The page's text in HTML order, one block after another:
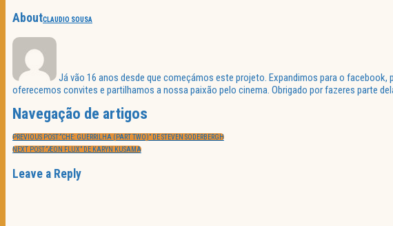
AboutCLAUDIO SOUSA
Já vão 16 anos desde que começámos este projeto. Expandimos para o
oferecemos convites e partilhamos a nossa paixão pelo cinema. Obrigado por fazeres parte
Navegação de artigos
PREVIOUS POST:“CHE: GUERRILHA (PART TWO)” DE STEVEN SODERBERGH
NEXT POST:“ÆON FLUX” DE KARYN KUSAMA
Leave a Reply